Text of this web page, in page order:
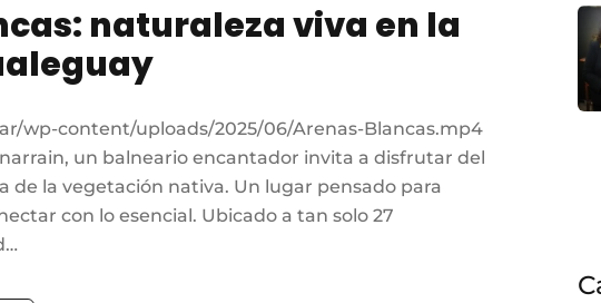
naturaleza viva en la
wp-content/uploads/2025/06/Arenas-Blancas.mp4
un balneario encantador invita a disfrutar del
de la vegetación nativa. Un lugar pensado para
con lo esencial. Ubicado a tan solo 27